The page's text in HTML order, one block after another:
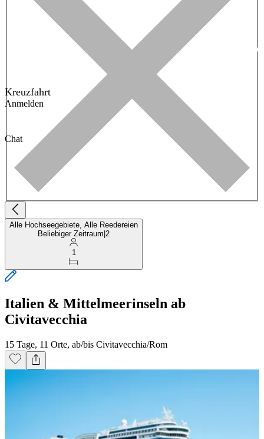
Kreuzfahrt
Anmelden
Chat
Alle Hochseegebiete, Alle Reedereien
Beliebiger Zeitraum 2
1
Italien & Mittelmeerinseln ab
Civitavecchia
15 Tage, 11 Orte, ab/bis Civitavecchia/Rom